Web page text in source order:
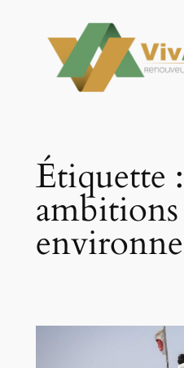
contenu
Étiquette :
ambitions